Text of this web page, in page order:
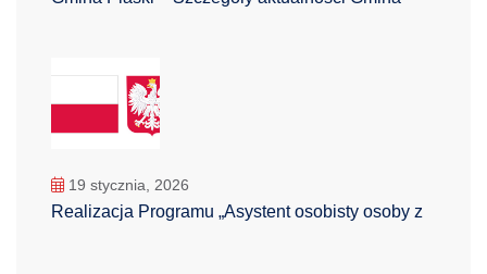
19 stycznia, 2026
Realizacja Programu „Asystent osobisty osoby z